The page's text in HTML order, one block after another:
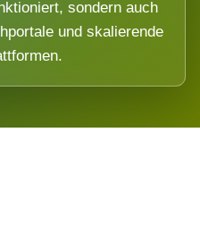
sondern auch
und skalierende